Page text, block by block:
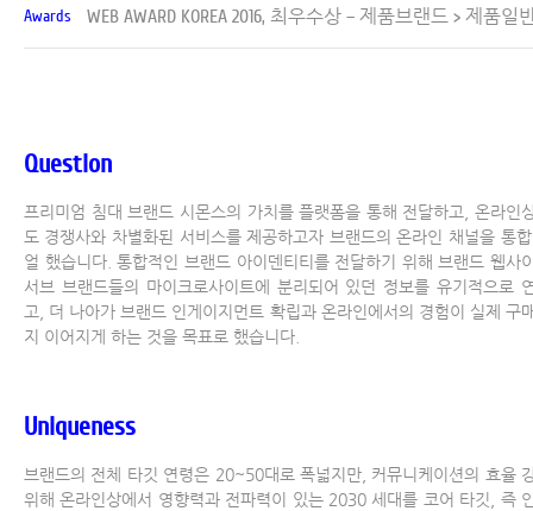
Awards
WEB AWARD KOREA 2016, 최우수상 – 제품브랜드 > 제품일
Question
프리미엄 침대 브랜드 시몬스의 가치를 플랫폼을 통해 전달하고, 온라인
도 경쟁사와 차별화된 서비스를 제공하고자 브랜드의 온라인 채널을 통
얼 했습니다. 통합적인 브랜드 아이덴티티를 전달하기 위해 브랜드 웹사
서브 브랜드들의 마이크로사이트에 분리되어 있던 정보를 유기적으로
고, 더 나아가 브랜드 인게이지먼트 확립과 온라인에서의 경험이 실제 구
지 이어지게 하는 것을 목표로 했습니다.
Uniqueness
브랜드의 전체 타깃 연령은 20~50대로 폭넓지만, 커뮤니케이션의 효율
위해 온라인상에서 영향력과 전파력이 있는 2030 세대를 코어 타깃, 즉